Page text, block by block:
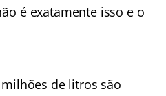
é exatamente isso e o
de litros são